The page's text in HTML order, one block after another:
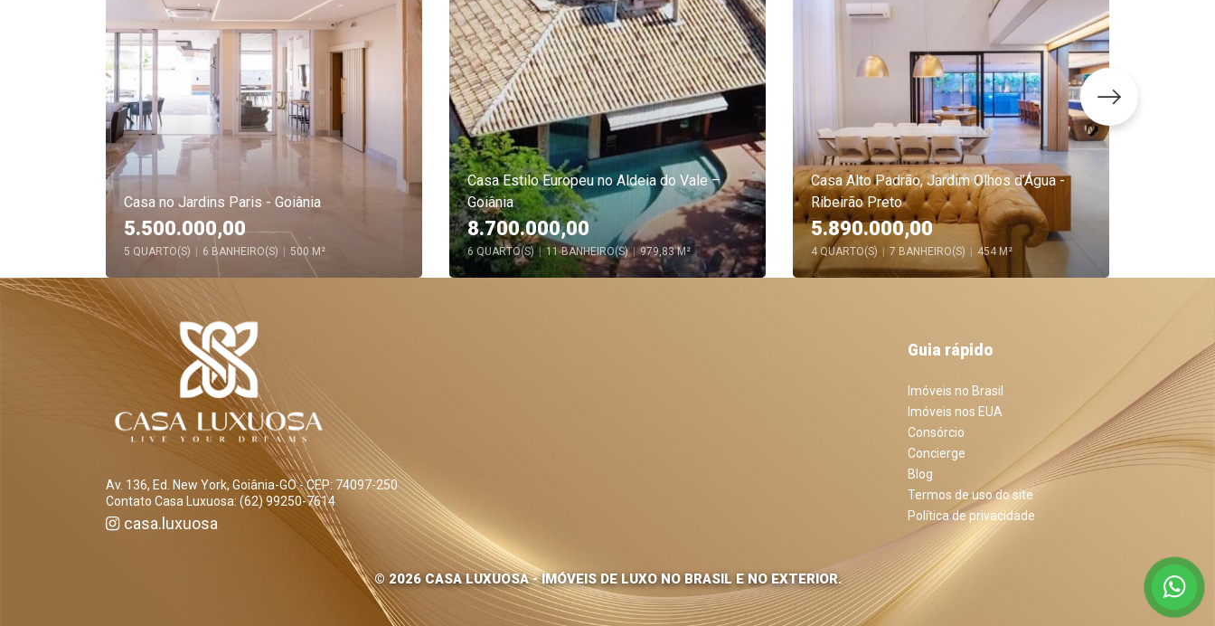
Casa no Jardins Paris - Goiânia
5.500.000,00
5 QUARTO(S) 6 BANHEIRO(S) 500 M²
Casa Estilo Europeu no Aldeia do Vale –
Goiânia
8.700.000,00
6 QUARTO(S) 11 BANHEIRO(S) 979,83 M²
Casa Alto Padrão, Jardim Olhos d’Água -
Ribeirão Preto
5.890.000,00
4 QUARTO(S) 7 BANHEIRO(S) 454 M²
Av. 136, Ed. New York, Goiânia-GO - CEP: 74097-250
Contato Casa Luxuosa: (62) 99250-7614
casa.luxuosa
Guia rápido
Imóveis no Brasil
Imóveis nos EUA
Consórcio
Concierge
Blog
Termos de uso do site
Política de privacidade
© 2026 CASA LUXUOSA - IMÓVEIS DE LUXO NO BRASIL E NO EXTERIOR.